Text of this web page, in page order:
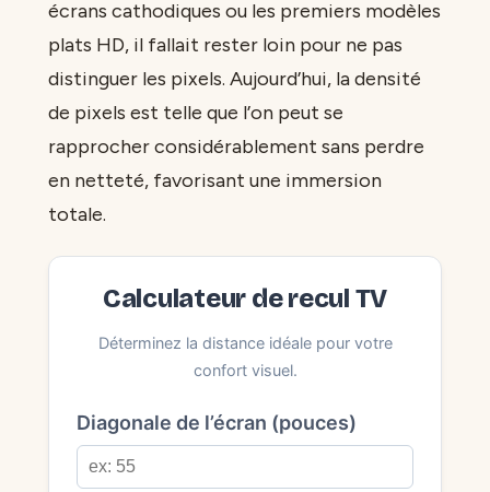
écrans cathodiques ou les premiers modèles
plats HD, il fallait rester loin pour ne pas
distinguer les pixels. Aujourd’hui, la densité
de pixels est telle que l’on peut se
rapprocher considérablement sans perdre
en netteté, favorisant une immersion
totale.
Calculateur de recul TV
Déterminez la distance idéale pour votre
confort visuel.
Diagonale de l’écran (pouces)